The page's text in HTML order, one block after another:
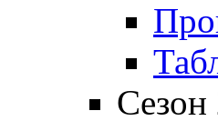
Сезон